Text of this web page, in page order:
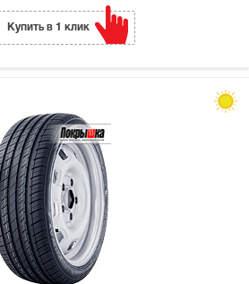
Купить в 1 клик